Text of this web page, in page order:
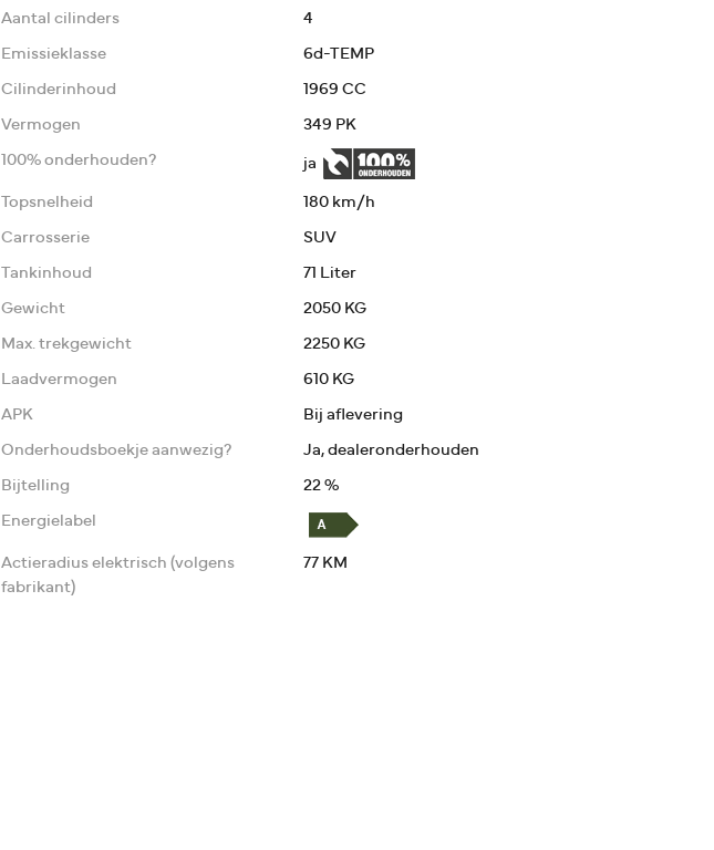
Aantal cilinders 4
Emissieklasse 6d-TEMP
Cilinderinhoud 1969 CC
Vermogen 349 PK
100% onderhouden? ja
Topsnelheid 180 km/h
Carrosserie SUV
Tankinhoud 71 Liter
Gewicht 2050 KG
Max. trekgewicht 2250 KG
Laadvermogen 610 KG
APK Bij aflevering
Onderhoudsboekje aanwezig? Ja, dealeronderhouden
Bijtelling 22 %
Energielabel
Actieradius elektrisch (volgens
fabrikant)
77 KM